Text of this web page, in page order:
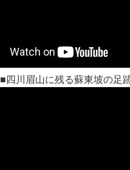
■四川眉山に残る蘇東坡の足